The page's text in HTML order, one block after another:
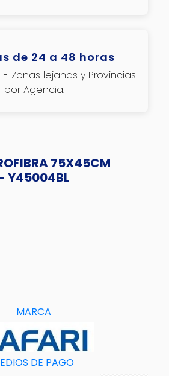
de 24 a 48 horas
Zonas lejanas y Provincias
por Agencia.
75X45CM
Y45004BL
MARCA
DE PAGO